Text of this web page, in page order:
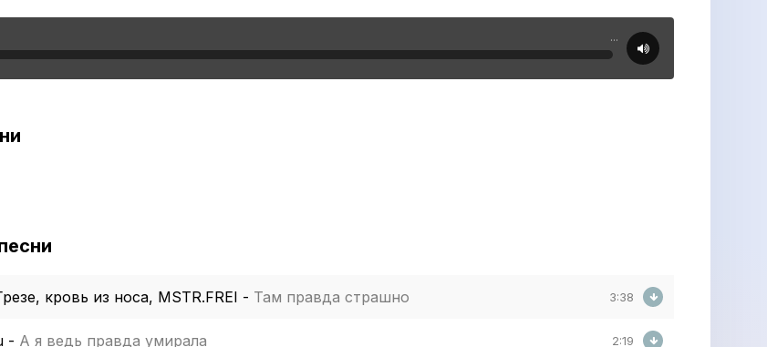
...
кровь из носа, MSTR.FREI - Там правда страшно 3:38
- А я ведь правда умирала 2:19